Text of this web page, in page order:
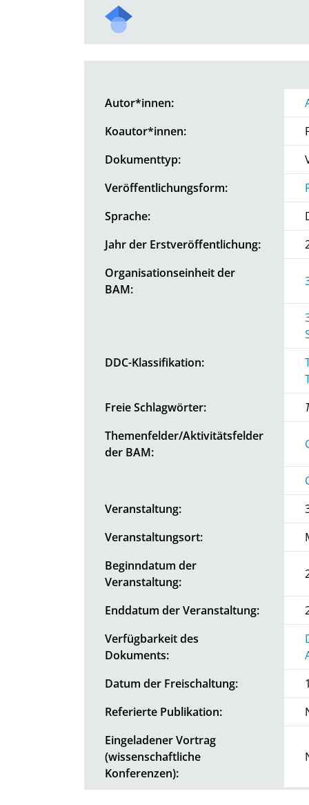
Autor*innen:
Koautor*innen:
Dokumenttyp:
Veröffentlichungsform:
Sprache:
Jahr der Erstveröffentlichung:
Organisationseinheit der
BAM:
DDC-Klassifikation:
Freie Schlagwörter:
Themenfelder/Aktivitätsfelder
der BAM:
Veranstaltung:
Veranstaltungsort:
Beginndatum der
Veranstaltung:
Enddatum der Veranstaltung:
Verfügbarkeit des
Dokuments:
Datum der Freischaltung:
Referierte Publikation:
Eingeladener Vortrag
(wissenschaftliche
Konferenzen):